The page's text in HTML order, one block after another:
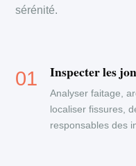
sérénité.
Inspecter les
Analyser faitage,
localiser fissures,
responsables des